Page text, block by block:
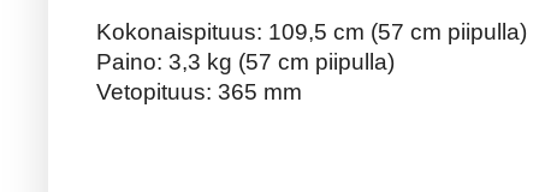
Kokonaispituus: 109,5 cm (57 cm piipulla)
Paino: 3,3 kg (57 cm piipulla)
Vetopituus: 365 mm